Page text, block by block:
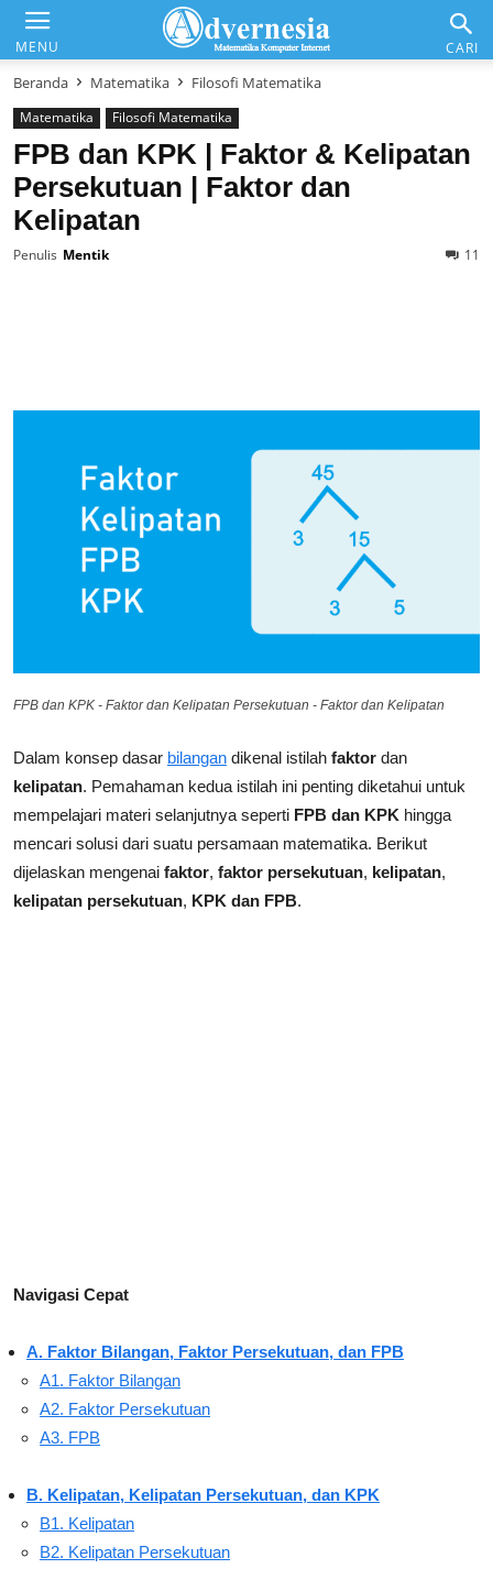
Daftar Isi
Matematika & Analisis
Komputer & Office
MENU
Advernesia CARI
Beranda Matematika Filosofi Matematika
Matematika Filosofi Matematika
FPB dan KPK | Faktor & Kelipatan
Persekutuan | Faktor dan
Kelipatan
Penulis Mentik 11
FPB dan KPK - Faktor dan Kelipatan Persekutuan - Faktor dan Kelipatan
Dalam konsep dasar bilangan dikenal istilah faktor dan
kelipatan. Pemahaman kedua istilah ini penting diketahui untuk
mempelajari materi selanjutnya seperti FPB dan KPK hingga
mencari solusi dari suatu persamaan matematika. Berikut
dijelaskan mengenai faktor, faktor persekutuan, kelipatan,
kelipatan persekutuan, KPK dan FPB.
Navigasi Cepat
A. Faktor Bilangan, Faktor Persekutuan, dan FPB
A1. Faktor Bilangan
A2. Faktor Persekutuan
A3. FPB
B. Kelipatan, Kelipatan Persekutuan, dan KPK
B1. Kelipatan
B2. Kelipatan Persekutuan